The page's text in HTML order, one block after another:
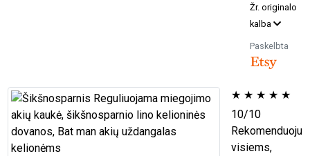
Žr. originalo
kalba
Paskelbta
★ ★ ★ ★ ★
10/10
Rekomenduoju
visiems,